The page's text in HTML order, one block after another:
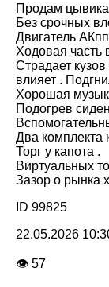
Продам цывика
Без срочных
Двигатель
Ходовая часть
Страдает
влияет .
Хорошая
Подогрев
Два комплекта
Торг у капота .
Виртуальных
Зазор о рынка
ID 99825
22.05.2026
👁 57